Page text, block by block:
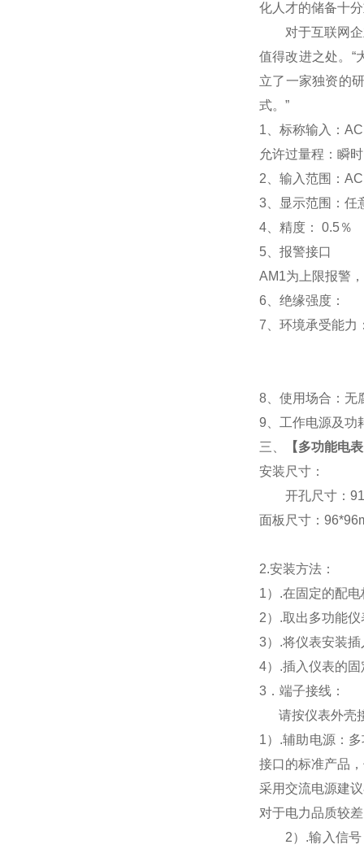
化人才的储备十
对于互联网企业
值得改进之处。“
立了一家独资的
式。”
1 、标称输入：
允许过量程：瞬
2 、输入范围：
3
显示范围： 任
4 、精度： 0.5％
5
报警接口
AM1为上限报警
6
绝缘强度：
7
环境承受
8 、使用场合：
9 、工作电源及功
三、
【多功能电
安装尺寸：
开孔尺寸：
面板尺寸：
2.安装方法：
1）.在固定的配
2）.取出多功能
3）.将仪表安装
4）.插入仪表的
3 ．端子接线：
请按仪表外壳
1） .辅助电源：
接口的标准产品
采用交流电源建
对于电力品质较
2） .输入信